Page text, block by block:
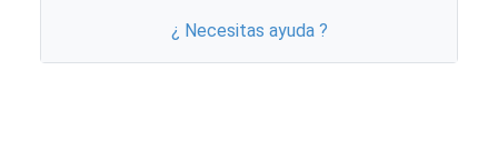
¿ Necesitas ayuda ?